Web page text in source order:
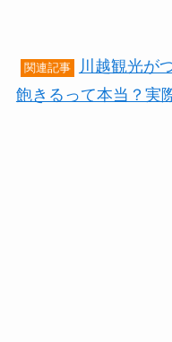
関連記事
川越観光が
飽きるって本当？実